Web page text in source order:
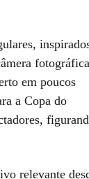
em poucos
a Copa do
relevante